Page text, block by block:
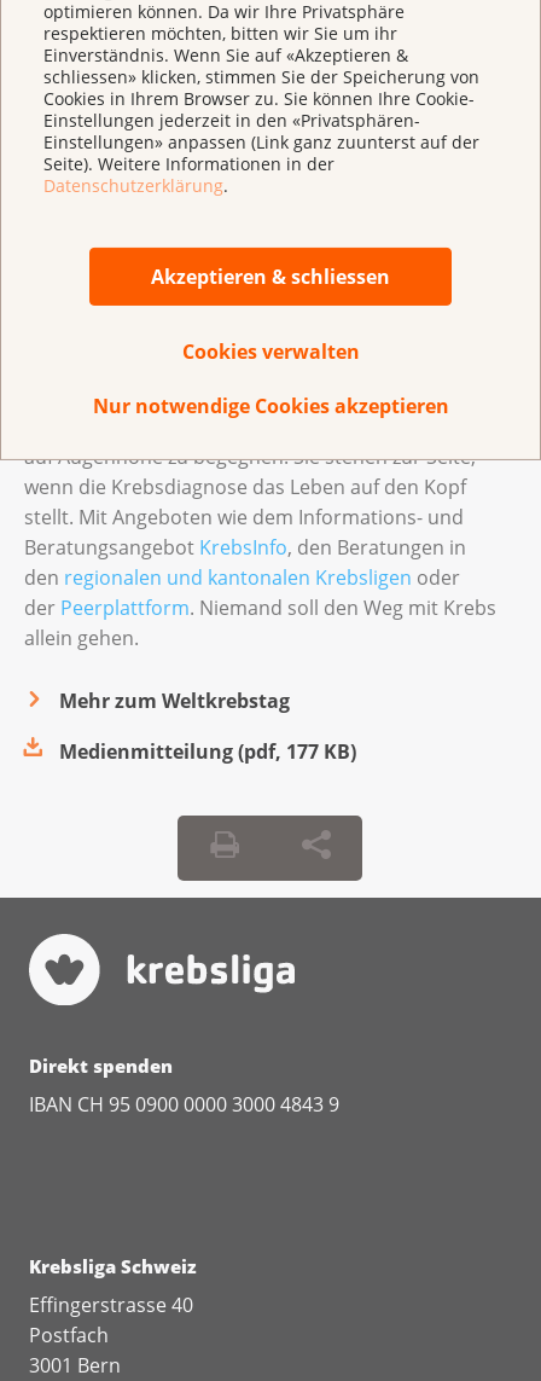
optimieren können. Da wir Ihre Privatsphäre
respektieren möchten, bitten wir Sie um ihr
Einverständnis. Wenn Sie auf «Akzeptieren &
schliessen» klicken, stimmen Sie der Speicherung von
Cookies in Ihrem Browser zu. Sie können Ihre Cookie-
Einstellungen jederzeit in den «Privatsphären-
Einstellungen» anpassen (Link ganz zuunterst auf der
Seite). Weitere Informationen in der
Datenschutzerklärung.
Akzeptieren & schliessen
Cookies verwalten
Nur notwendige Cookies akzeptieren
Kampagne. Sie zeigt Betroffene, die genau mit diesen
Themen konfrontiert sind. Damit macht sie die
Realität von echten Menschen mit echten
Emotionen öffentlich sichtbar.
Hilfe, die über die medizinische
Die Krebsliga arbeitet dort, wo Menschen
Unterstützung brauchen und die Versorgung Lücken
und beraten bei psychoonkologischen, sozialen,
rechtlichen und finanziellen Fragen rund um Krebs.
Sie nehmen sich Zeit, Betroffenen und Angehörigen
auf Augenhöhe zu begegnen. Sie stehen zur Seite,
wenn die Krebsdiagnose das Leben auf den Kopf
stellt. Mit Angeboten wie dem Informations- und
Beratungsangebot KrebsInfo, den Beratungen in
den regionalen und kantonalen Krebsligen oder
der Peerplattform. Niemand soll den Weg mit Krebs
allein gehen.
Mehr zum Weltkrebstag
Medienmitteilung(pdf, 177 KB)
Direkt spenden
IBAN CH 95 0900 0000 3000 4843 9
Krebsliga Schweiz
Effingerstrasse 40
Postfach
3001 Bern